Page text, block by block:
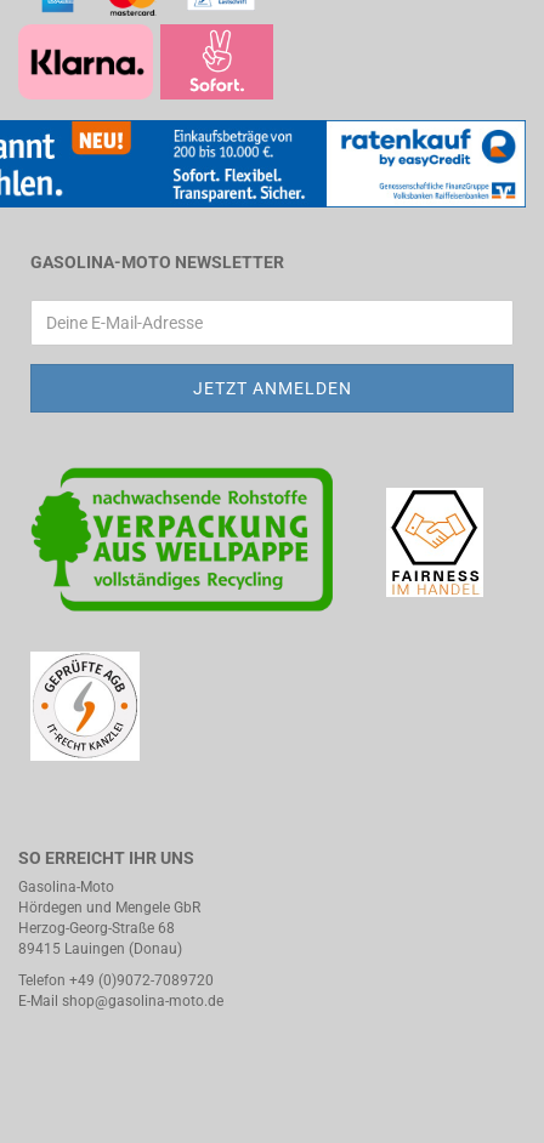
GASOLINA-MOTO NEWSLETTER
SO ERREICHT IHR UNS
Gasolina-Moto
Hördegen und Mengele GbR
Herzog-Georg-Straße 68
89415 Lauingen (Donau)
Telefon +49 (0)9072-7089720
E-Mail shop@gasolina-moto.de